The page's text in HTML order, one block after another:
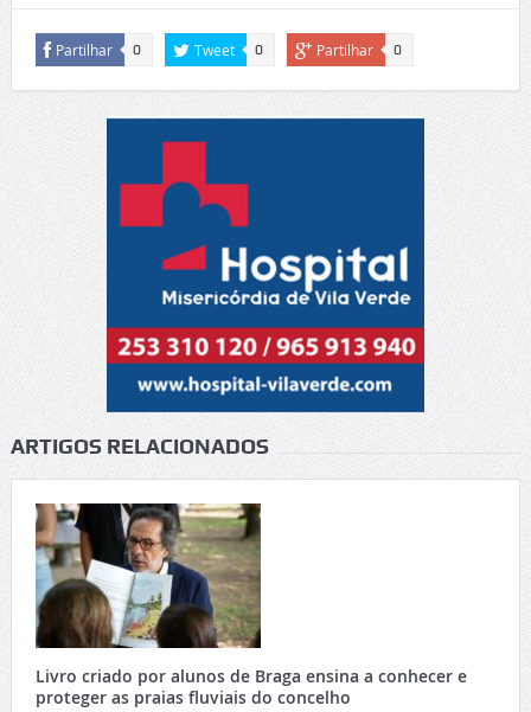
Partilhar 0 Tweet 0 Partilhar 0
ARTIGOS RELACIONADOS
Livro criado por alunos de Braga ensina a conhecer e
proteger as praias fluviais do concelho